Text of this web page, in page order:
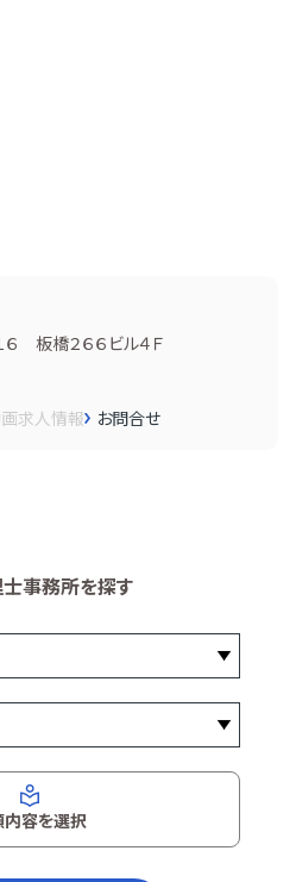
板橋２６６ビル４Ｆ
求人情報 お問合せ
事務所を探す
内容を選択